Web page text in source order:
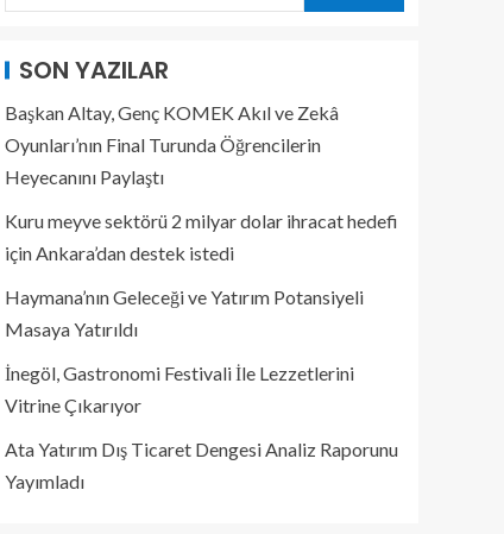
SON YAZILAR
Başkan Altay, Genç KOMEK Akıl ve Zekâ
Oyunları’nın Final Turunda Öğrencilerin
Heyecanını Paylaştı
Kuru meyve sektörü 2 milyar dolar ihracat hedefi
için Ankara’dan destek istedi
Haymana’nın Geleceği ve Yatırım Potansiyeli
Masaya Yatırıldı
İnegöl, Gastronomi Festivali İle Lezzetlerini
Vitrine Çıkarıyor
Ata Yatırım Dış Ticaret Dengesi Analiz Raporunu
Yayımladı